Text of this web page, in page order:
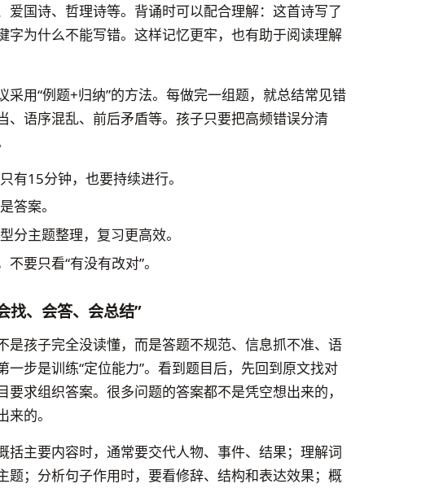
爱国诗、哲理诗等。背诵时可以配合理解：这首诗写了
字为什么不能写错。这样记忆更牢，也有助于阅读理解
采用“例题+归纳”的方法。每做完一组题，就总结常见错
、语序混乱、前后矛盾等。孩子只要把高频错误分清
有15分钟，也要持续进行。
答案。
分主题整理，复习更高效。
要只看“有没有改对”。
找、会答、会总结”
是孩子完全没读懂，而是答题不规范、信息抓不准、语
一步是训练“定位能力”。看到题目后，先回到原文找对
求组织答案。很多问题的答案都不是凭空想出来的，
的。
括主要内容时，通常要交代人物、事件、结果；理解词
题；分析句子作用时，要看修辞、结构和表达效果；概